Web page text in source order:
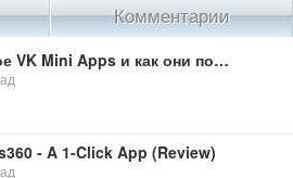
Комментарии
Что такое VK Mini Apps и как они помогут привлечь лиды вашему бизнесу | Yagla, Вконтакте
- A 1-Click App (Review)